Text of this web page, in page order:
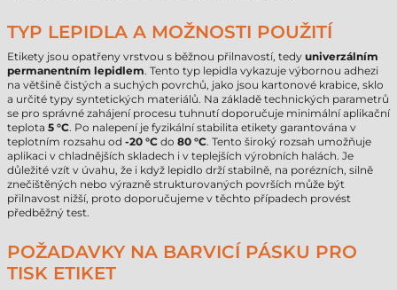
TYP LEPIDLA A MOŽNOSTI POUŽITÍ
Etikety jsou opatřeny vrstvou s běžnou přilnavostí, tedy univerzálním
permanentním lepidlem. Tento typ lepidla vykazuje výbornou adhezi
na většině čistých a suchých povrchů, jako jsou kartonové krabice, sklo
a určité typy syntetických materiálů. Na základě technických parametrů
se pro správné zahájení procesu tuhnutí doporučuje minimální aplikační
teplota 5 °C. Po nalepení je fyzikální stabilita etikety garantována v
teplotním rozsahu od -20 °C do 80 °C. Tento široký rozsah umožňuje
aplikaci v chladnějších skladech i v teplejších výrobních halách. Je
důležité vzít v úvahu, že i když lepidlo drží stabilně, na porézních, silně
znečištěných nebo výrazně strukturovaných površích může být
přilnavost nižší, proto doporučujeme v těchto případech provést
předběžný test.
POŽADAVKY NA BARVICÍ PÁSKU PRO
TISK ETIKET